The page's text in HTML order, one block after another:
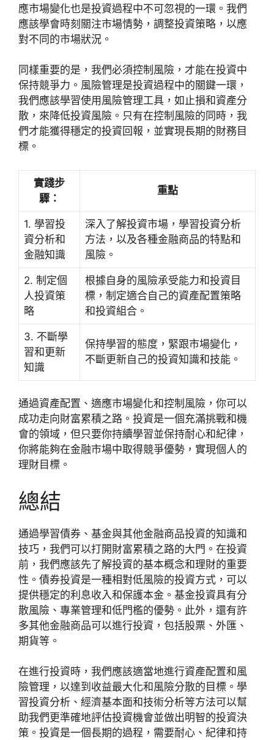
應市場變化也是投資過程中不可忽視的一環。我們
應該學會時刻關注市場情勢，調整投資策略，以應
對不同的市場狀況。
同樣重要的是，我們必須控制風險，才能在投資中
保持競爭力。風險管理是投資過程中的關鍵一環，
我們應該學習使用風險管理工具，如止損和資產分
散，來降低投資風險。只有在控制風險的同時，我
們才能獲得穩定的投資回報，並實現長期的財務目
標。
實踐步
驟：
重點
1. 學習投
資分析和
金融知識
深入了解投資市場，學習投資分析
方法，以及各種金融商品的特點和
風險。
2. 制定個
人投資策
略
根據自身的風險承受能力和投資目
標，制定適合自己的資產配置策略
和投資組合。
3. 不斷學
習和更新
知識
保持學習的態度，緊跟市場變化，
不斷更新自己的投資知識和技能。
通過資產配置、適應市場變化和控制風險，你可以
成功走向財富累積之路。投資是一個充滿挑戰和機
會的領域，但只要你持續學習並保持耐心和紀律，
你將能夠在金融市場中取得競爭優勢，實現個人的
理財目標。
總結
通過學習債券、基金與其他金融商品投資的知識和
技巧，我們可以打開財富累積之路的大門。在投資
前，我們應該先了解投資的基本概念和理財的重要
性。債券投資是一種相對低風險的投資方式，可以
提供穩定的利息收入和保護本金。基金投資具有分
散風險、專業管理和低門檻的優勢。此外，還有許
多其他金融商品可以進行投資，包括股票、外匯、
期貨等。
在進行投資時，我們應該適當地進行資產配置和風
險管理，以達到收益最大化和風險分散的目標。學
習投資分析、經濟基本面和技術分析等方法可以幫
助我們更準確地評估投資機會並做出明智的投資決
策。投資是一個長期的過程，需要耐心、紀律和持